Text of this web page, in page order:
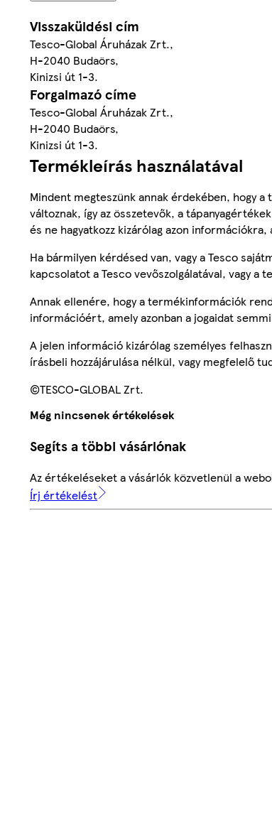
Visszaküldési cím
Tesco-Global Áruházak Zrt.,
H-2040 Budaörs,
Kinizsi út 1-3.
Forgalmazó címe
Tesco-Global Áruházak Zrt.,
H-2040 Budaörs,
Kinizsi út 1-3.
Termékleírás használatával
Mindent megteszünk annak érdekében, hogy
változnak, így az összetevők, a
és ne hagyatkozz kizárólag azon
Ha bármilyen kérdésed van, vagy a Tesco
kapcsolatot a Tesco vevőszolgálatával, vagy a
Annak ellenére, hogy a termékinformációk
információért, amely azonban a jogaidat
A jelen információ kizárólag személyes
írásbeli hozzájárulása nélkül, vagy megfelelő
©TESCO-GLOBAL Zrt.
Még nincsenek értékelések
Segíts a többi vásárlónak
Az értékeléseket a vásárlók közvetlenül a
Írj értékelést